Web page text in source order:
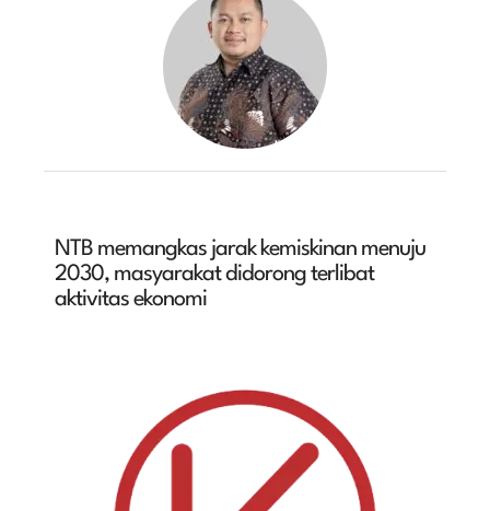
NTB memangkas jarak kemiskinan menuju
2030, masyarakat didorong terlibat
aktivitas ekonomi